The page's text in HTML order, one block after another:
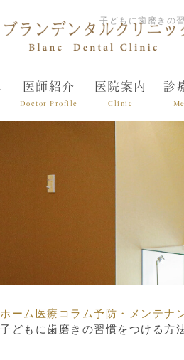
子どもに歯磨きの
医師紹介
Doctor Profile
医院案内
Clinic
診
ホーム 医療コラム予防・メンテナ
子どもに歯磨きの習慣をつける方